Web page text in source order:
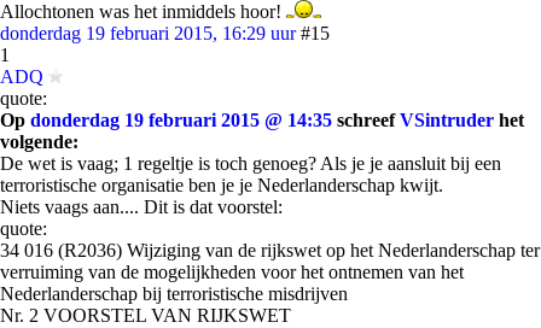
Allochtonen was het inmiddels hoor!
donderdag 19 februari 2015, 16:29 uur #15
1
ADQ
quote:
Op donderdag 19 februari 2015 @ 14:35 schreefVSintruder het
volgende:
De wet is vaag; 1 regeltje is toch genoeg? Als je je aansluit bij een
terroristische organisatie ben je je Nederlanderschap kwijt.
Niets vaags aan.... Dit is dat voorstel:
quote:
34 016 (R2036) Wijziging van de rijkswet op het Nederlanderschap ter
verruiming van de mogelijkheden voor het ontnemen van het
Nederlanderschap bij terroristische misdrijven
Nr. 2 VOORSTEL VAN RIJKSWET